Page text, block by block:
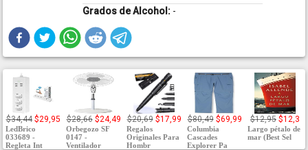
Grados de Alcohol: -
$34,44 $29,95
LedBrico
033689 -
Regleta Int
$28,66 $24,49
Orbegozo SF
0147 -
Ventilador
$20,69 $17,99
Regalos
Originales Para
Hombr
$80,49 $69,99
Columbia
Cascades
Explorer Pa
$12,95 $12,3
Largo pétalo de
mar (Best Sel